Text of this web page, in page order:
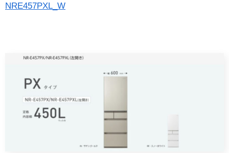
NRE457PXL_W